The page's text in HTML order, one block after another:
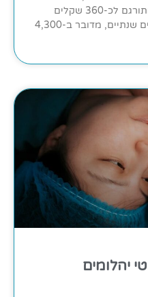
הזה – 1.5 נקודות לחודש – מתורגם לכ-360 שקלים
בחודש שהיא מפסידה. במונחים שנתיים, מדובר ב-4,300
יהלומים